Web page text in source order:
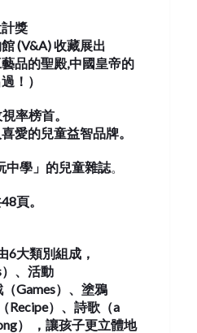
獎
館(V&A)收藏展出
品的聖殿,中國皇帝的
！ ）
率榜首。
愛的兒童益智品牌。
中學」的兒童雜誌
48頁。
6大類別組成，
）、活動
（Games）、塗鴉
Recipe）、詩歌（a
） ，讓孩子更立體地